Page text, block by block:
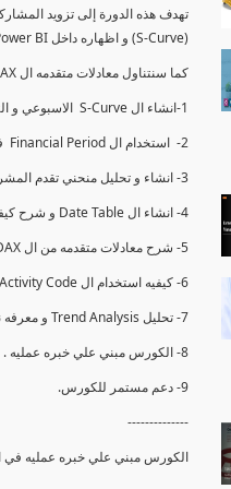
(S-Curve) و اظهاره داخل Power BI و كيفيه استخدام خاصيه Financial Period داهل البريماف
كما سنتناول معادلات متقدمه ال DAX ستمكننا منا عرض نسم التقدم و التأخير في المشروع و اي الاقسام اكثر تأخيرا , كل هذا بشكل تفاعلي و محدث باستمرار.
1-انشاء ال S-Curve الاسبوعي و التراكمي للBaseline داخل ال Power BI.
2- استخدام ال Financial Period في عمل التحديثات و حفظها.
3- انشاء و تحليل منحني تقدم المشروع EV% الاسبوعي و التراكمي.
4- انشاء ال Date Table و شرح كيفيه ربط الPV% مع ال EV% .
5- شرح معادلات متقدمه من ال DAX كفييه استخدامها في عرض المؤشرات المشروع (KPIs) بشكل دقيق.
6- كيفيه استخدام ال Activity Code لعرض تقدم المشروع بأكثر من طريقه .
7- تحليل Trend Analysis و معرفه نسبه تأخشر المشروع و حجم التأخير لكل منطقه في المشروع .
8- الكورس مبني علي خبره عمليه .
9- دعم مستمر للكورس.
--------------
الكورس مبني علي خبره عمليه في